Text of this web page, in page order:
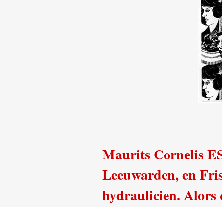
Maurits Cornelis
Leeuwarden, en
hydraulicien. Alors